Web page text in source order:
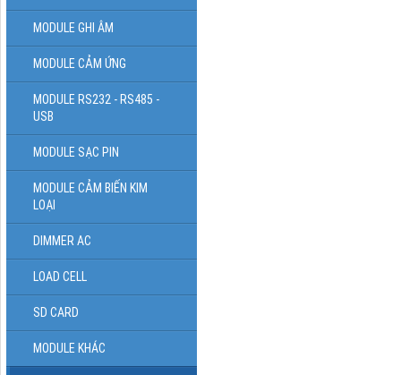
MODULE GHI ÂM
MODULE CẢM ỨNG
MODULE RS232 - RS485 -
USB
MODULE SẠC PIN
MODULE CẢM BIẾN KIM
LOẠI
DIMMER AC
LOAD CELL
SD CARD
MODULE KHÁC